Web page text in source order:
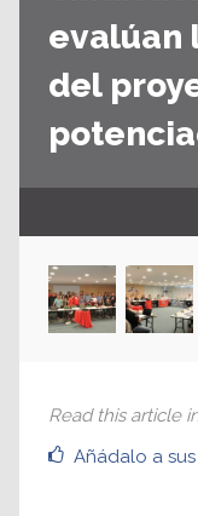
evalúan
del
Añádalo a
Read this article